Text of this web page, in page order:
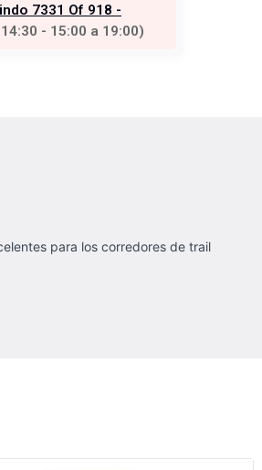
7331 Of 918 -
- 15:00 a 19:00)
para los corredores de trail